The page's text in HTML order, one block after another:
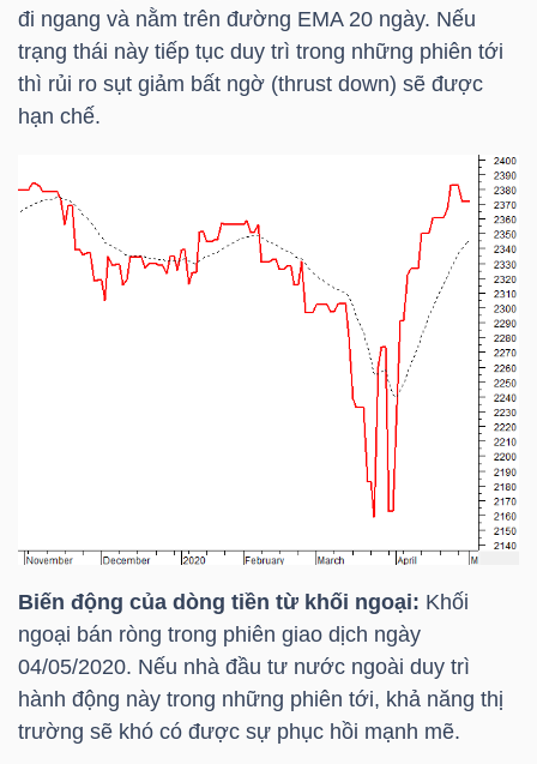
đi ngang và nằm trên đường EMA 20 ngày. Nếu
trạng thái này tiếp tục duy trì trong những phiên tới
thì rủi ro sụt giảm bất ngờ (thrust down) sẽ được
hạn chế.
Biến động của dòng tiền từ khối ngoại: Khối
ngoại bán ròng trong phiên giao dịch ngày
04/05/2020. Nếu nhà đầu tư nước ngoài duy trì
hành động này trong những phiên tới, khả năng thị
trường sẽ khó có được sự phục hồi mạnh mẽ.
TÀI
CÔNG
NGHỆ
TRUYỀN
THÔNG
TIỆN